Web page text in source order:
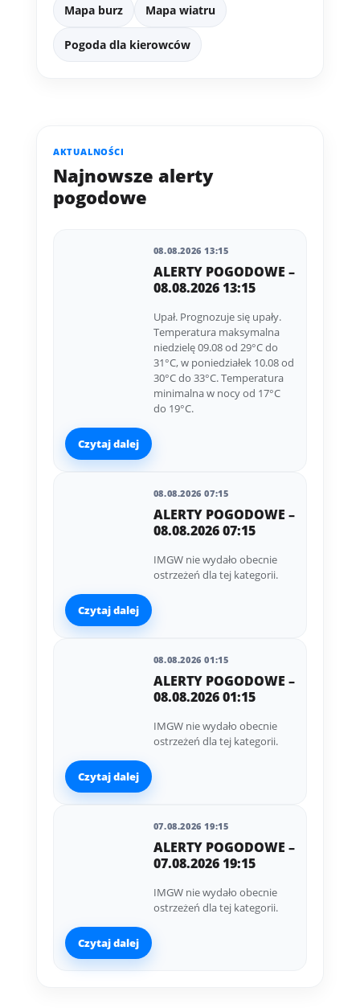
Mapa burz Mapa wiatru
Pogoda dla kierowców
AKTUALNOŚCI
Najnowsze alerty
pogodowe
08.08.2026 13:15
ALERTY POGODOWE –
08.08.2026 13:15
Upał. Prognozuje się upały.
Temperatura maksymalna
niedzielę 09.08 od 29°C do
31°C, w poniedziałek 10.08 od
30°C do 33°C. Temperatura
minimalna w nocy od 17°C
do 19°C.
Czytaj dalej
08.08.2026 07:15
ALERTY POGODOWE –
08.08.2026 07:15
IMGW nie wydało obecnie
ostrzeżeń dla tej kategorii.
Czytaj dalej
08.08.2026 01:15
ALERTY POGODOWE –
08.08.2026 01:15
IMGW nie wydało obecnie
ostrzeżeń dla tej kategorii.
Czytaj dalej
07.08.2026 19:15
ALERTY POGODOWE –
07.08.2026 19:15
IMGW nie wydało obecnie
ostrzeżeń dla tej kategorii.
Czytaj dalej